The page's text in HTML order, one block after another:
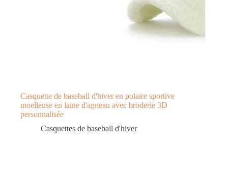
Casquette de baseball d'hiver en polaire sportive
moelleuse en laine d'agneau avec broderie 3D
personnalisée
Casquettes de baseball d'hiver